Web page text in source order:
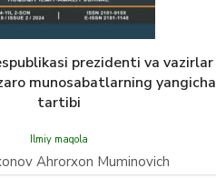
prezidenti va vazirlar
munosabatlarning yangicha
tartibi
Ilmiy maqola
Ahrorxon Muminovich